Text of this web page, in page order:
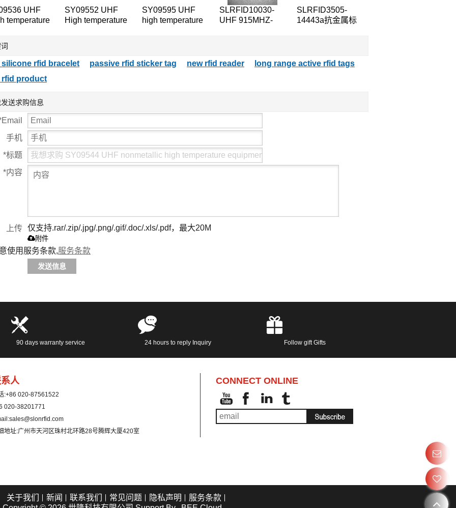
UHF
temperature
table
SY09552 UHF
High temperature
SY09595 UHF
high temperature
SLRFID10030-
UHF 915MHZ-
SLRFID3505-
14443a抗金属标
踪
silicone rfid bracelet passive rfid sticker tag new rfid reader
long range active rfid tags
rfid product
送求购信息
Email
手机
*标题
*内容
上传 仅支持.rar/.zip/.jpg/.png/.gif/.doc/.xls/.pdf，最大20M
附件
使用服务条款,服务条款
发送信息
90 days warranty service 24 hours to reply Inquiry Follow gift Gifts
人
:+86 020-87561522
020-38201771
sales@slonrfid.com
地址:广州市天河区珠村北环路28号腾辉大厦420室
CONNECT ONLINE
关于我们 新闻 联系我们 常见问题 隐私声明
服务条款